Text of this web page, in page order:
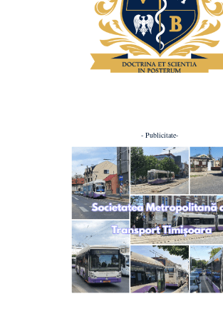
- Publicitate-